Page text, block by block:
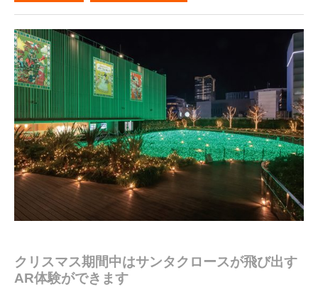
マイページ
ブックマーク
クリスマス期間中はサンタクロースが飛び出す
AR体験ができます